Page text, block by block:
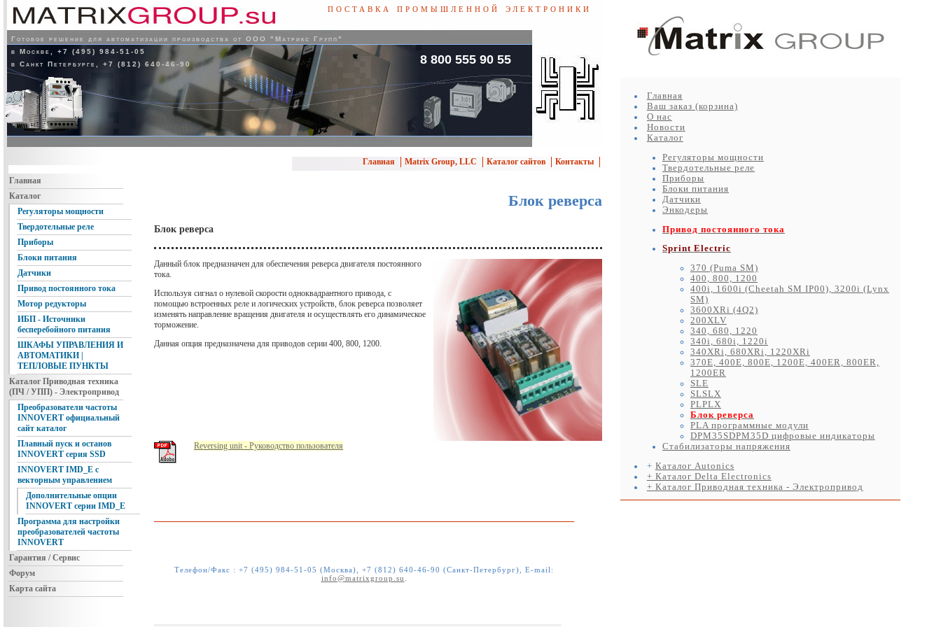
Главная
Ваш заказ (корзина)
О нас
Новости
Каталог
Регуляторы мощности
Твердотельные реле
Приборы
Блоки питания
Датчики
Энкодеры
Привод постоянного тока
Sprint Electric
370 (Puma SM)
400, 800, 1200
400i, 1600i (Cheetah SM IP00), 3200i (Lynx
SM)
3600XRi (4Q2)
200XLV
340, 680, 1220
340i, 680i, 1220i
340XRi, 680XRi, 1220XRi
370E, 400E, 800E, 1200E, 400ER, 800ER,
1200ER
SLE
SLSLX
PLPLX
Блок реверса
PLA программные модули
DPM35SDPM35D цифровые индикаторы
Стабилизаторы напряжения
+ Каталог Autonics
+ Каталог Delta Electronics
+ Каталог Приводная техника - Электропривод
поставка промышленной электроники
Готовое решение для автоматизации производства от ООО "Матрикс Групп"
в Москве, +7 (495) 984-51-05
в Санкт Петербурге, +7 (812) 640-46-90
8 800 555 90 55
Главная Matrix Group, LLC Каталог сайтов
Контакты
Главная
Каталог
Регуляторы мощности
Твердотельные реле
Приборы
Блоки питания
Датчики
Привод постоянного тока
Мотор редукторы
ИБП - Источники
бесперебойного питания
ШКАФЫ УПРАВЛЕНИЯ И
АВТОМАТИКИ |
ТЕПЛОВЫЕ ПУНКТЫ
Каталог Приводная техника
(ПЧ / УПП) - Электропривод
Преобразователи частоты
INNOVERT официальный
сайт каталог
Плавный пуск и останов
INNOVERT серия SSD
INNOVERT IMD_E с
векторным управлением
Дополнительные опции
INNOVERT серии IMD_E
Программа для настройки
преобразователей частоты
INNOVERT
Гарантия / Сервис
Форум
Карта сайта
Блок реверса
Блок реверса
Данный блок предназначен для обеспечения реверса двигателя постоянного
тока.
Используя сигнал о нулевой скорости одноквадрантного привода, с
помощью встроенных реле и логических устройств, блок реверса позволяет
изменять направление вращения двигателя и осуществлять его динамическое
торможение.
Данная опция предназначена для приводов серии 400, 800, 1200.
Reversing unit - Руководство пользователя
Телефон/Факс : +7 (495) 984-51-05 (Москва), +7 (812) 640-46-90 (Санкт-Петербург) , E-mail:
info@matrixgroup.su